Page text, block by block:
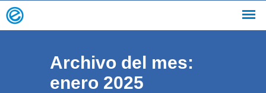
Archivo del mes:
enero 2025